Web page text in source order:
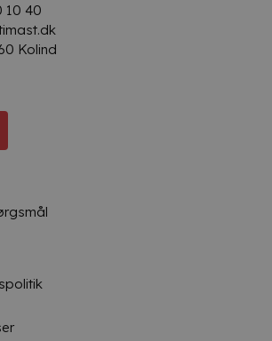
10 40
Kolind